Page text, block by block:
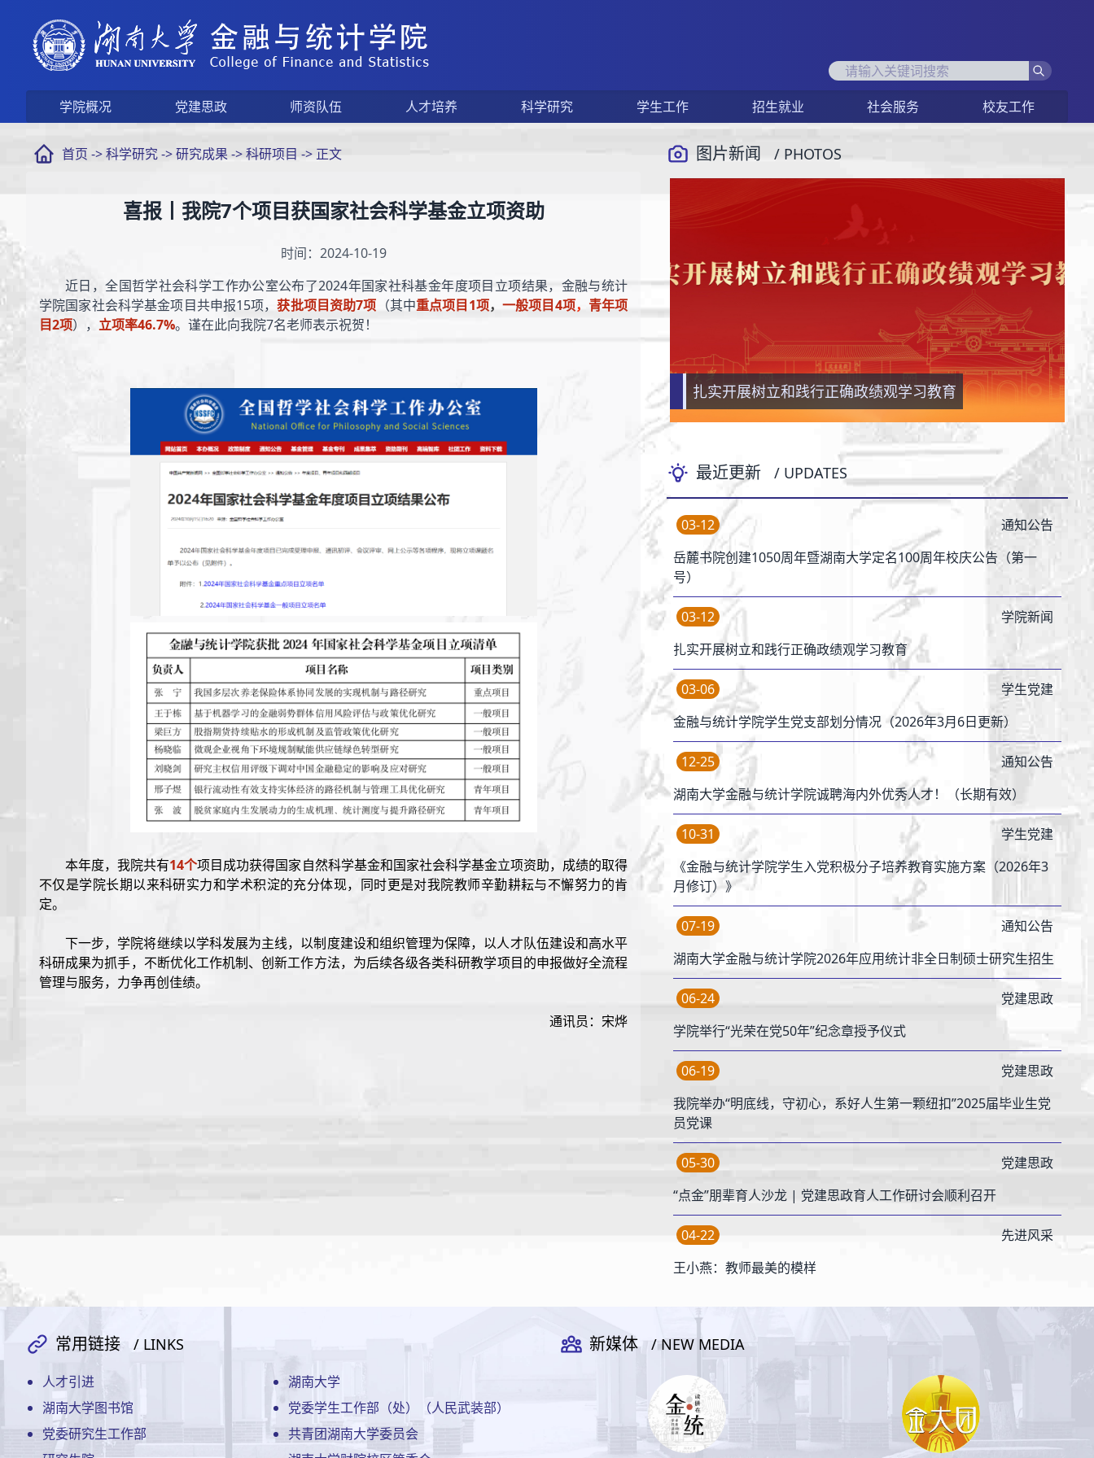
学院概况 党建思政 师资队伍 人才培养 科学研究 学生工作 招生就业 社会服务 校友工作
首页 ->科学研究->研究成果 ->科研项目 -> 正文
喜报丨我院7个项目获国家社会科学基金立项资助
时间：2024-10-19
近日，全国哲学社会科学工作办公室公布了2024年国家社科基金年度项目立项结果，金融与统计
学院国家社会科学基金项目共申报15项，获批项目资助7项 （其中重点项目1项， 一般项目4项， 青年项
目2项）， 立项率46.7%。谨在此向我院7名老师表示祝贺！
本年度，我院共有14个项目成功获得国家自然科学基金和国家社会科学基金立项资助，成绩的取得
不仅是学院长期以来科研实力和学术积淀的充分体现，同时更是对我院教师辛勤耕耘与不懈努力的肯
定。
下一步，学院将继续以学科发展为主线，以制度建设和组织管理为保障，以人才队伍建设和高水平
科研成果为抓手，不断优化工作机制、创新工作方法，为后续各级各类科研教学项目的申报做好全流程
管理与服务，力争再创佳绩。
通讯员：宋烨
图片新闻 / PHOTOS
扎实开展树立和践行正确政绩观学习教育
扎实开展树立和践行正确政绩观学习教育
扎实开展树立和践行正确政绩观学习教育
最近更新 / UPDATES
03-12
通知公告
岳麓书院创建1050周年暨湖南大学定名100周年校庆公告（第一
号）
03-12
学院新闻
扎实开展树立和践行正确政绩观学习教育
03-06
学生党建
金融与统计学院学生党支部划分情况（2026年3月6日更新）
12-25
通知公告
湖南大学金融与统计学院诚聘海内外优秀人才！（长期有效）
10-31
学生党建
《金融与统计学院学生入党积极分子培养教育实施方案（2026年3
月修订）》
07-19
通知公告
湖南大学金融与统计学院2026年应用统计非全日制硕士研究生招生
06-24
党建思政
学院举行“光荣在党50年”纪念章授予仪式
06-19
党建思政
我院举办“明底线，守初心，系好人生第一颗纽扣”2025届毕业生党
员党课
05-30
党建思政
“点金”朋辈育人沙龙 | 党建思政育人工作研讨会顺利召开
04-22
先进风采
王小燕：教师最美的模样
常用链接 / LINKS
人才引进
湖南大学
湖南大学图书馆
党委学生工作部（处）（人民武装部）
党委研究生工作部
共青团湖南大学委员会
新媒体 / NEW MEDIA